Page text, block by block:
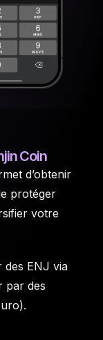
Coin
d’obtenir
protéger
votre
des ENJ via
par des